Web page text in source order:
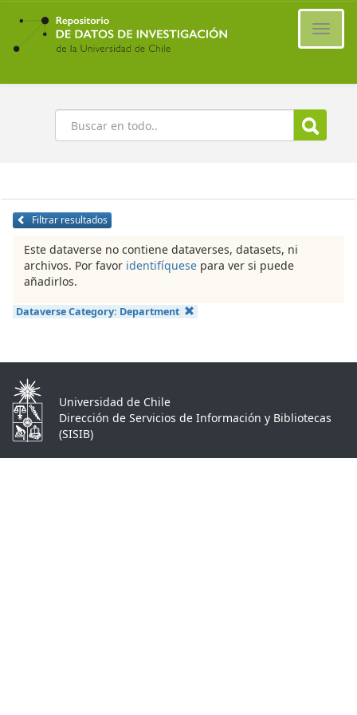
Ir
contenido
principal
Buscar
Filtrar resultados
Este dataverse no contiene dataverses, datasets, ni
archivos. Por favor identifíquese para ver si puede
añadirlos.
Dataverse Category: Department
Universidad de Chile
Dirección de Servicios de Información y Bibliotecas
(SISIB)